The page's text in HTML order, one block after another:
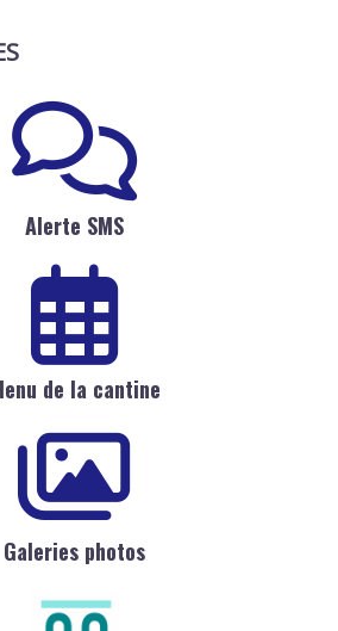
Alerte SMS
de la cantine
Galeries photos